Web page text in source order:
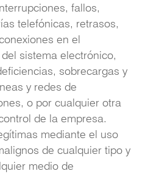
fallos,
telefónicas, retrasos,
en el
sistema electrónico,
sobrecargas y
y redes de
o por cualquier otra
de la empresa.
mediante el uso
de cualquier tipo y
medio de